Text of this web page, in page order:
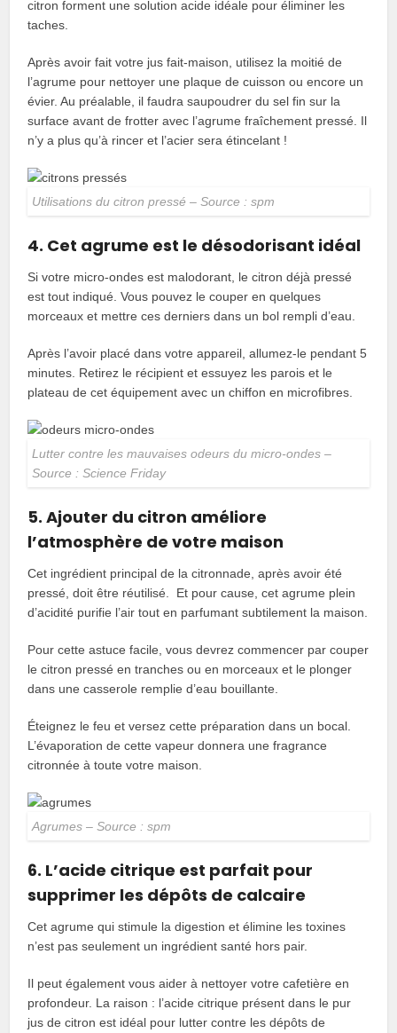
citron forment une solution acide idéale pour éliminer les
taches.
Après avoir fait votre jus fait-maison, utilisez la moitié de
l’agrume pour nettoyer une plaque de cuisson ou encore un
évier. Au préalable, il faudra saupoudrer du sel fin sur la
surface avant de frotter avec l’agrume fraîchement pressé. Il
n’y a plus qu’à rincer et l’acier sera étincelant !
Utilisations du citron pressé – Source : spm
4. Cet agrume est le désodorisant idéal
Si votre micro-ondes est malodorant, le citron déjà pressé
est tout indiqué. Vous pouvez le couper en quelques
morceaux et mettre ces derniers dans un bol rempli d’eau.
Après l’avoir placé dans votre appareil, allumez-le pendant 5
minutes. Retirez le récipient et essuyez les parois et le
plateau de cet équipement avec un chiffon en microfibres.
Lutter contre les mauvaises odeurs du micro-ondes –
Source : Science Friday
5. Ajouter du citron améliore
l’atmosphère de votre maison
Cet ingrédient principal de la citronnade, après avoir été
pressé, doit être réutilisé. Et pour cause, cet agrume plein
d’acidité purifie l’air tout en parfumant subtilement la maison.
Pour cette astuce facile, vous devrez commencer par couper
le citron pressé en tranches ou en morceaux et le plonger
dans une casserole remplie d’eau bouillante.
Éteignez le feu et versez cette préparation dans un bocal.
L’évaporation de cette vapeur donnera une fragrance
citronnée à toute votre maison.
Agrumes – Source : spm
6. L’acide citrique est parfait pour
supprimer les dépôts de calcaire
Cet agrume qui stimule la digestion et élimine les toxines
n’est pas seulement un ingrédient santé hors pair.
Il peut également vous aider à nettoyer votre cafetière en
profondeur. La raison : l’acide citrique présent dans le pur
jus de citron est idéal pour lutter contre les dépôts de